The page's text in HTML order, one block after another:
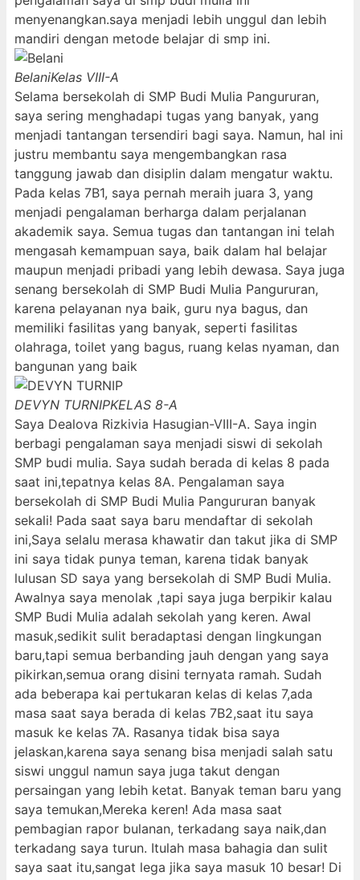
menyenangkan.saya menjadi lebih unggul dan lebih
mandiri dengan metode belajar di smp ini.
BelaniKelas VIII-A
Selama bersekolah di SMP Budi Mulia Pangururan,
saya sering menghadapi tugas yang banyak, yang
menjadi tantangan tersendiri bagi saya. Namun, hal ini
justru membantu saya mengembangkan rasa
tanggung jawab dan disiplin dalam mengatur waktu.
Pada kelas 7B1, saya pernah meraih juara 3, yang
menjadi pengalaman berharga dalam perjalanan
akademik saya. Semua tugas dan tantangan ini telah
mengasah kemampuan saya, baik dalam hal belajar
maupun menjadi pribadi yang lebih dewasa. Saya juga
senang bersekolah di SMP Budi Mulia Pangururan,
karena pelayanan nya baik, guru nya bagus, dan
memiliki fasilitas yang banyak, seperti fasilitas
olahraga, toilet yang bagus, ruang kelas nyaman, dan
bangunan yang baik
DEVYN TURNIPKELAS 8-A
Saya Dealova Rizkivia Hasugian-VIII-A. Saya ingin
berbagi pengalaman saya menjadi siswi di sekolah
SMP budi mulia. Saya sudah berada di kelas 8 pada
saat ini,tepatnya kelas 8A. Pengalaman saya
bersekolah di SMP Budi Mulia Pangururan banyak
sekali! Pada saat saya baru mendaftar di sekolah
ini,Saya selalu merasa khawatir dan takut jika di SMP
ini saya tidak punya teman, karena tidak banyak
lulusan SD saya yang bersekolah di SMP Budi Mulia.
Awalnya saya menolak ,tapi saya juga berpikir kalau
SMP Budi Mulia adalah sekolah yang keren. Awal
masuk,sedikit sulit beradaptasi dengan lingkungan
baru,tapi semua berbanding jauh dengan yang saya
pikirkan,semua orang disini ternyata ramah. Sudah
ada beberapa kai pertukaran kelas di kelas 7,ada
masa saat saya berada di kelas 7B2,saat itu saya
masuk ke kelas 7A. Rasanya tidak bisa saya
jelaskan,karena saya senang bisa menjadi salah satu
siswi unggul namun saya juga takut dengan
persaingan yang lebih ketat. Banyak teman baru yang
saya temukan,Mereka keren! Ada masa saat
pembagian rapor bulanan, terkadang saya naik,dan
terkadang saya turun. Itulah masa bahagia dan sulit
saya saat itu,sangat lega jika saya masuk 10 besar! Di